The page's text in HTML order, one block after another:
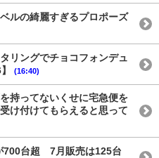
ルの綺麗すぎるプロポーズ
リングでチョコフォンデュ
(16:40)
持ってないくせに宅急便を
け付けてもらえると思って
700台超 7月販売は125台